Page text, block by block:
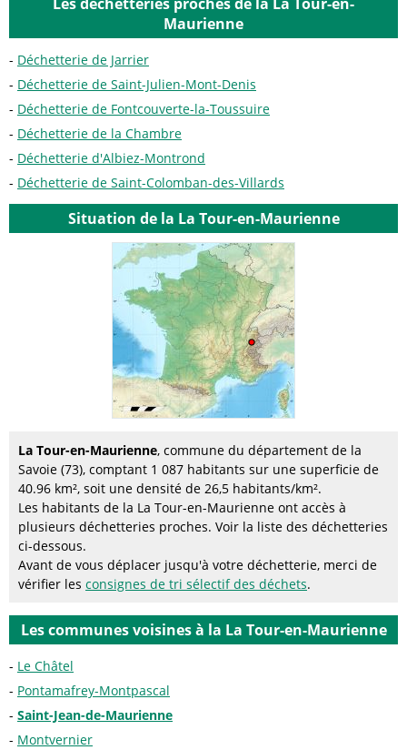
Maurienne
Déchetterie de Jarrier
Déchetterie de Saint-Julien-Mont-Denis
Déchetterie de Fontcouverte-la-Toussuire
Déchetterie de la Chambre
Déchetterie d'Albiez-Montrond
Déchetterie de Saint-Colomban-des-Villards
Situation de la La Tour-en-Maurienne
La Tour-en-Maurienne, commune du département de la
Savoie (73), comptant 1 087 habitants sur une superficie de
40.96 km², soit une densité de 26,5 habitants/km².
Les habitants de la La Tour-en-Maurienne ont accès à
plusieurs déchetteries proches. Voir la liste des déchetteries
ci-dessous.
Avant de vous déplacer jusqu'à votre déchetterie, merci de
vérifier les consignes de tri sélectif des déchets.
Les communes voisines à la La Tour-en-Maurienne
Le Châtel
Pontamafrey-Montpascal
Saint-Jean-de-Maurienne
Montvernier